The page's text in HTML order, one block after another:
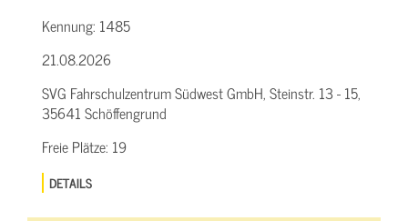
Kennung: 1485
21.08.2026
SVG Fahrschulzentrum Südwest GmbH, Steinstr. 13 - 15,
35641 Schöffengrund
Freie Plätze: 19
DETAILS